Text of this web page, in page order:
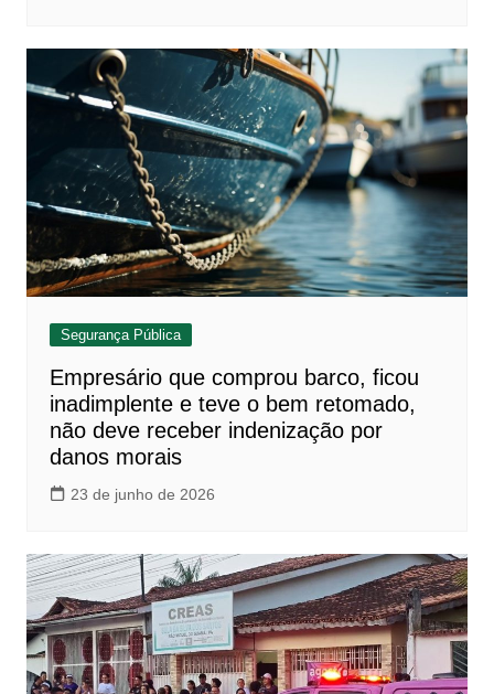
Segurança Pública
Empresário que comprou barco, ficou
inadimplente e teve o bem retomado,
não deve receber indenização por
danos morais
23 de junho de 2026